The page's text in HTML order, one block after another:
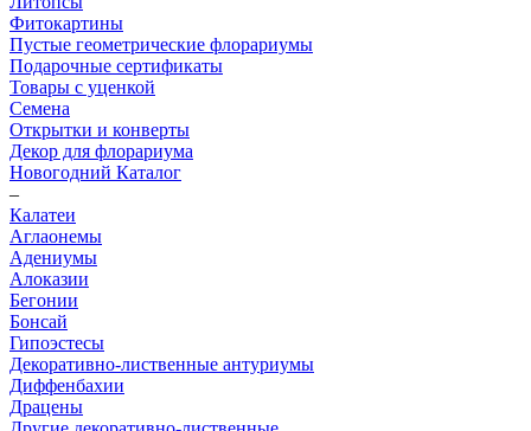
Фитокартины
Пустые геометрические флорариумы
Подарочные сертификаты
Товары с уценкой
Семена
Открытки и конверты
Декор для флорариума
Новогодний Каталог
–
Калатеи
Аглаонемы
Адениумы
Алоказии
Бегонии
Бонсай
Гипоэстесы
Декоративно-лиственные антуриумы
Диффенбахии
Драцены